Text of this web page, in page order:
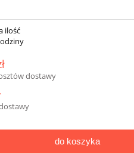
ilość
dostawy
do koszyka